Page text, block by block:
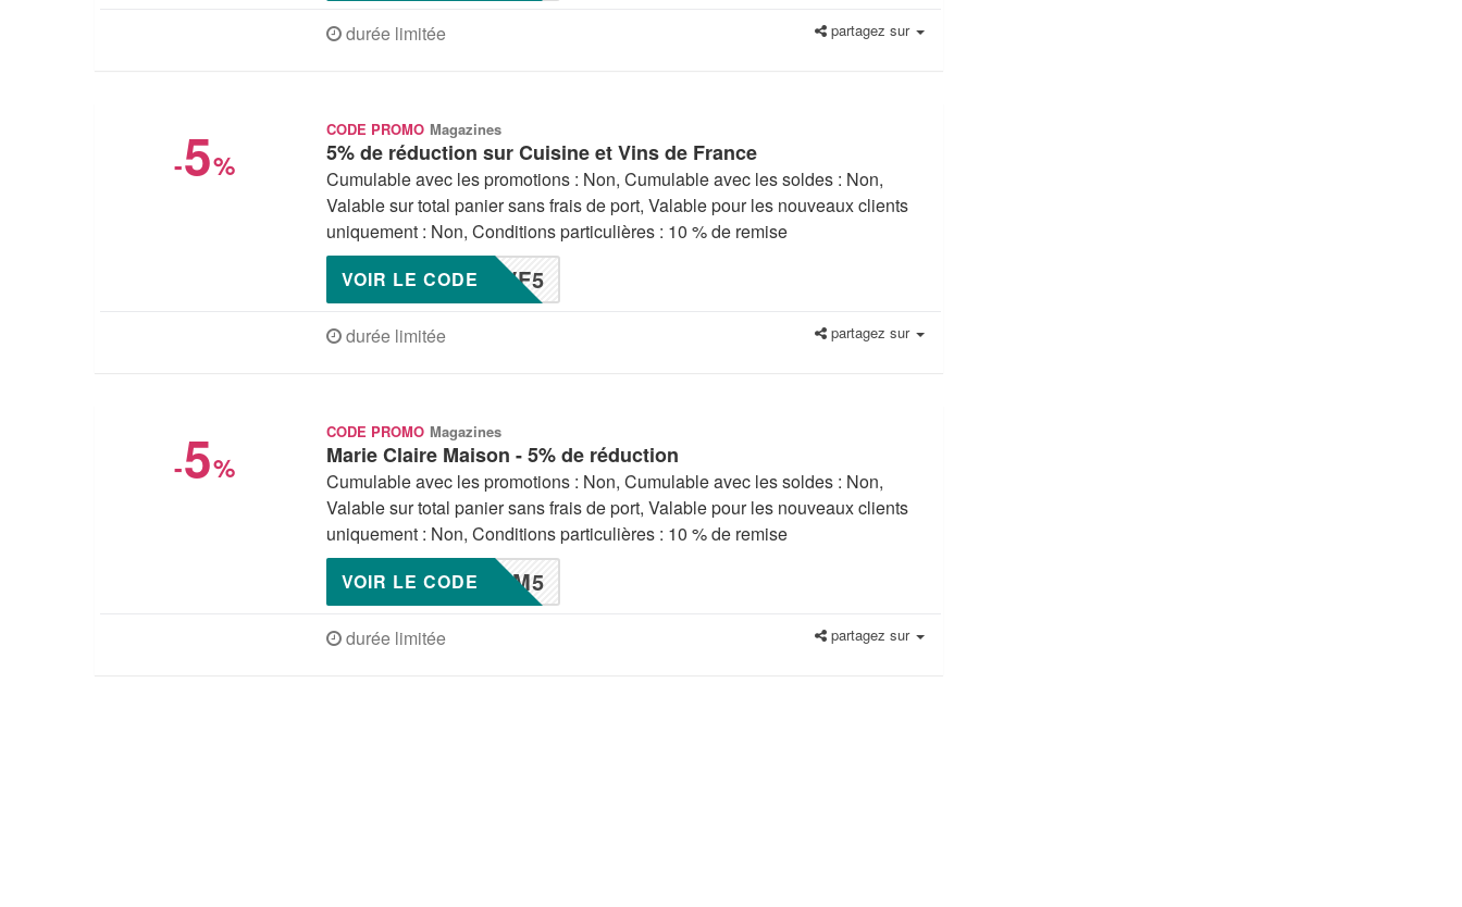
durée limitée partagez sur
-5%
CODE PROMO Magazines
5% de réduction sur Cuisine et Vins de France
Cumulable avec les promotions : Non, Cumulable avec les soldes : Non,
Valable sur total panier sans frais de port, Valable pour les nouveaux clients
uniquement : Non, Conditions particulières : 10 % de remise
VF5
VOIR LE CODE
durée limitée partagez sur
-5%
CODE PROMO Magazines
Marie Claire Maison - 5% de réduction
Cumulable avec les promotions : Non, Cumulable avec les soldes : Non,
Valable sur total panier sans frais de port, Valable pour les nouveaux clients
uniquement : Non, Conditions particulières : 10 % de remise
CM5
VOIR LE CODE
durée limitée partagez sur